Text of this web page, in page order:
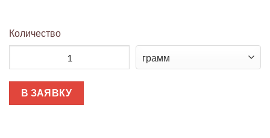
Количество
В ЗАЯВКУ